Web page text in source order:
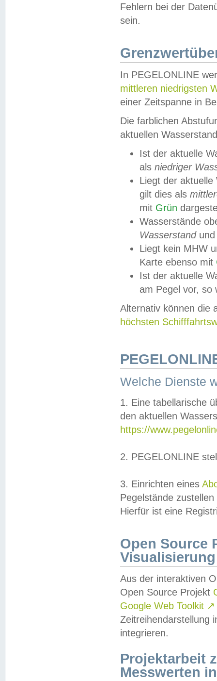
Fehlern bei der
sein.
In PEGELONLINE
mittleren niedrigsten
einer Zeitspanne in
Die farblichen
aktuellen
Ist der aktuelle
als niedriger
Liegt der
gilt dies als
mit Grün
Wasserstände
Wasserstandund
Liegt kein MHW
Karte ebenso mit
Ist der aktuelle
am Pegel vor,
Alternativ können die
höchsten
Welche Dienste
1. Eine tabellarische
den aktuellen
https://
2. PEGELONLINE
3. Einrichten eines
Pegelstände
Hierfür ist eine
Open Source
Visualisierung
Aus der interaktiven
Open Source Projekt
Google Web Toolkit ↗
Zeitreihendarstellung
integrieren.
Projektarbeit
Messwerten